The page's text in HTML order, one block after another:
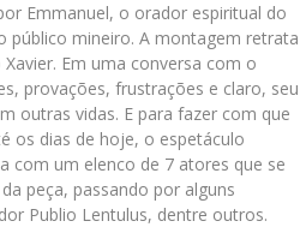
Emmanuel, o orador espiritual do
público mineiro. A montagem retrata
Em uma conversa com o
provações, frustrações e claro, seu
outras vidas. E para fazer com que
os dias de hoje, o espetáculo
com um elenco de 7 atores que se
peça, passando por alguns
Publio Lentulus, dentre outros.